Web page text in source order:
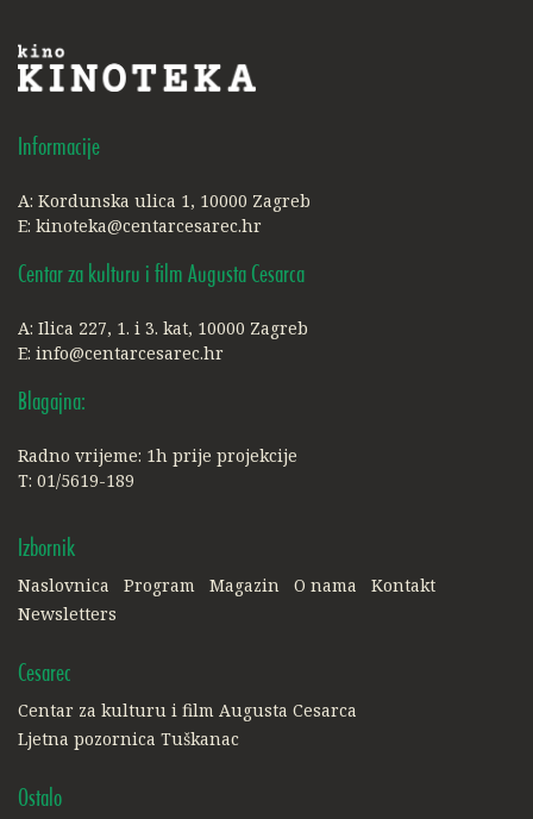
Informacije
A: Kordunska ulica 1, 10000 Zagreb
E: kinoteka@centarcesarec.hr
Centar za kulturu i film Augusta Cesarca
A: Ilica 227, 1. i 3. kat, 10000 Zagreb
E: info@centarcesarec.hr
Blagajna:
Radno vrijeme: 1h prije projekcije
T: 01/5619-189
Izbornik
Naslovnica Program Magazin O nama
Kontakt
Newsletters
Cesarec
Centar za kulturu i film Augusta Cesarca
Ljetna pozornica Tuškanac
Ostalo